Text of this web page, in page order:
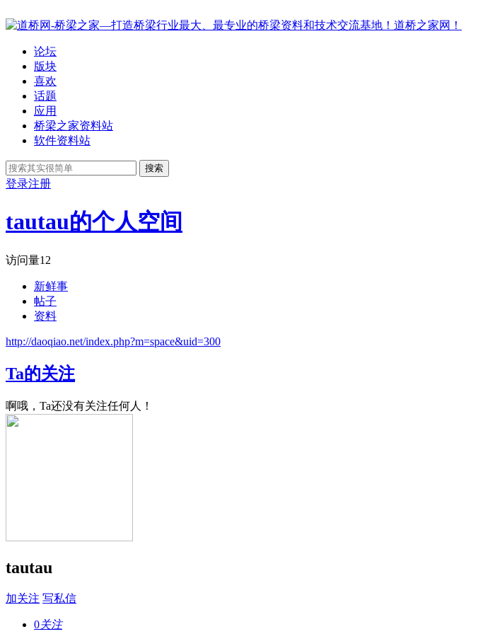
论坛
版块
喜欢
话题
应用
桥梁之家资料站
软件资料站
搜索
登录注册
tautau的个人空间
访问量12
新鲜事
帖子
资料
http://daoqiao.net/index.php?m=space&uid=300
Ta的关注
啊哦，Ta还没有关注任何人！
tautau
加关注 写私信
0关注